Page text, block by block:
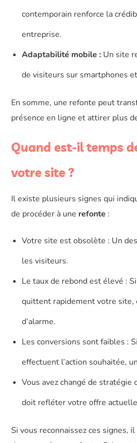
contemporain renforce la
entreprise.
Adaptabilité mobile : Un site
de visiteurs sur smartphones
En somme, une refonte peut
présence en ligne et attirer plus
Quand est-il temps
votre site ?
Il existe plusieurs signes qui
de procéder à une refonte :
Votre site est obsolète : Un
les visiteurs.
Le taux de rebond est élevé :
quittent rapidement votre site,
d’alarme.
Les conversions sont faibles :
effectuent l’action souhaitée,
Vous avez changé de stratégie
doit refléter votre offre
Si vous reconnaissez ces signes,